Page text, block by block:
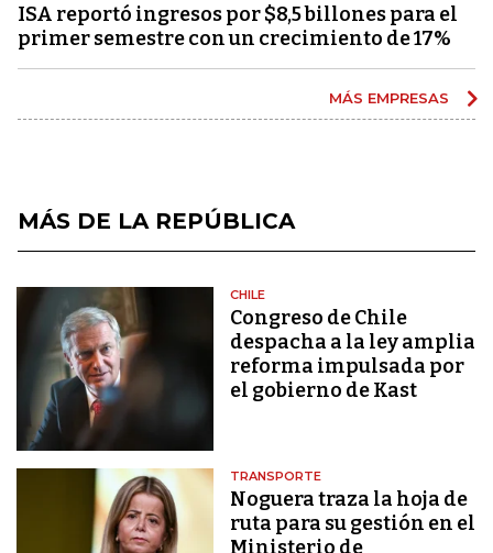
ISA reportó ingresos por $8,5 billones para el
primer semestre con un crecimiento de 17%
MÁS EMPRESAS
MÁS DE LA REPÚBLICA
CHILE
Congreso de Chile
despacha a la ley amplia
reforma impulsada por
el gobierno de Kast
TRANSPORTE
Noguera traza la hoja de
ruta para su gestión en el
Ministerio de